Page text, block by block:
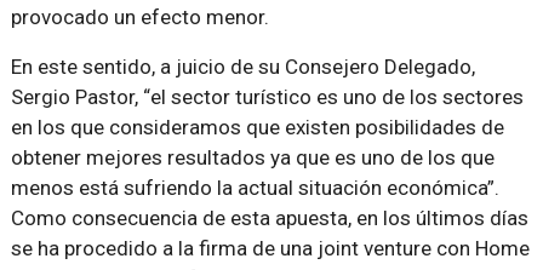
provocado un efecto menor.
En este sentido, a juicio de su Consejero Delegado,
Sergio Pastor, “el sector turístico es uno de los sectores
en los que consideramos que existen posibilidades de
obtener mejores resultados ya que es uno de los que
menos está sufriendo la actual situación económica”.
Como consecuencia de esta apuesta, en los últimos días
se ha procedido a la firma de una joint venture con Home